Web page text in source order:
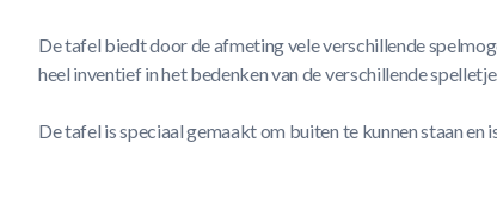
De tafel biedt door de afmeting vele verschillende
heel inventief in het bedenken van de verschillende
De tafel is speciaal gemaakt om buiten te kunnen staan en